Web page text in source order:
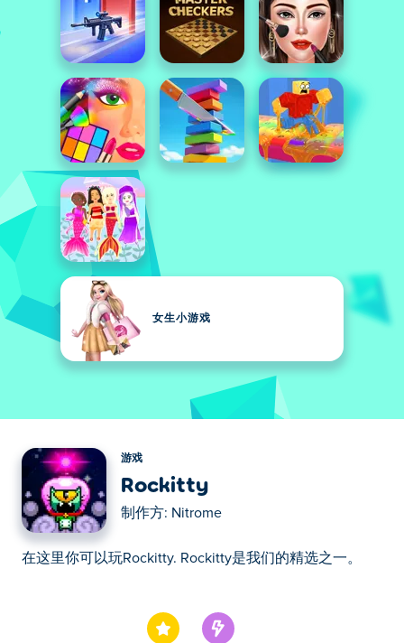
女生小游戏
游戏
Rockitty
制作方: Nitrome
在这里你可以玩Rockitty. Rockitty是我们的精选之一。